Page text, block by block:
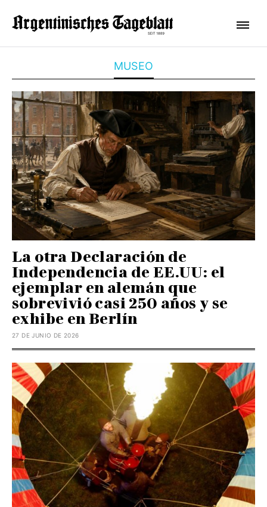
MUSEO
La otra Declaración de
Independencia de EE.UU: el
ejemplar en alemán que
sobrevivió casi 250 años y se
exhibe en Berlín
27 DE JUNIO DE 2026